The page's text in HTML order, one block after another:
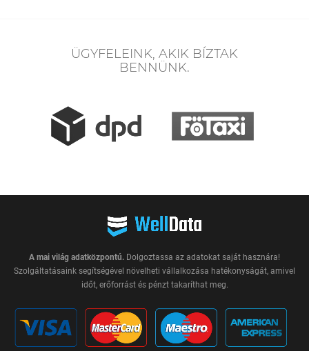
ÜGYFELEINK, AKIK BÍZTAK
BENNÜNK.
A mai világ adatközpontú. Dolgoztassa az adatokat saját hasznára!
Szolgáltatásaink segítségével növelheti vállalkozása hatékonyságát, amivel
időt, erőforrást és pénzt takaríthat meg.